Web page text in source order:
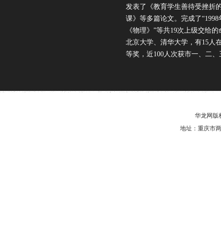
发表了《教育学生善待受挫折
课》等多篇论文。完成了
《物理》”等共19次上级交给
北京大学、清华大学，有15人
等奖，近100人次获市一、二、
华龙网版
地址：重庆市